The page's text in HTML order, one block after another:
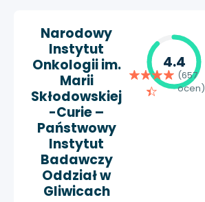
Narodowy
Instytut
Onkologii im.
Marii
Skłodowskiej
-Curie –
Państwowy
Instytut
Badawczy
Oddział w
Gliwicach
4.4
(657
ocen)